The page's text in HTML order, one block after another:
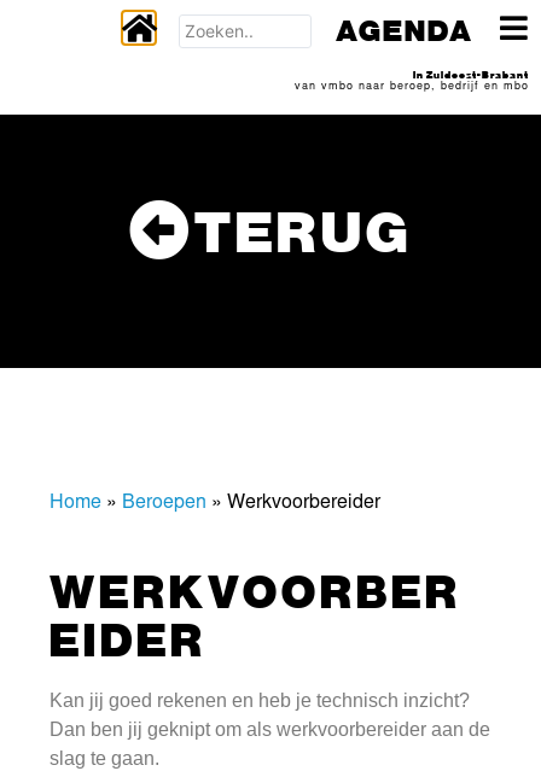
TERUG
Home » Beroepen »Werkvoorbereider
WERKVOORBER
EIDER
Kan jij goed rekenen en heb je technisch inzicht?
Dan ben jij geknipt om als werkvoorbereider aan de
slag te gaan.
AGENDA
In Zuidoost-Brabant
van vmbo naar beroep, bedrijf en mbo